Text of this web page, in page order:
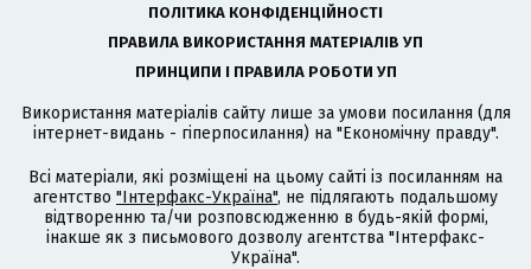
ПОЛІТИКА КОНФІДЕНЦІЙНОСТІ
ПРАВИЛА ВИКОРИСТАННЯ МАТЕРІАЛІВ УП
ПРИНЦИПИ І ПРАВИЛА РОБОТИ УП
Використання матеріалів сайту лише за умови посилання (для
інтернет-видань - гіперпосилання) на "Економічну правду".
Всі матеріали, які розміщені на цьому сайті із посиланням на
агентство "Інтерфакс-Україна", не підлягають подальшому
відтворенню та/чи розповсюдженню в будь-якій формі,
інакше як з письмового дозволу агентства "Інтерфакс-
Україна".